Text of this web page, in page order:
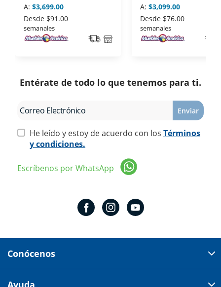
A: $3,699.00
Desde $91.00
semanales
A: $3,099.00
Desde $76.00
semanales
Entérate de todo lo que tenemos para ti.
Enviar
He leído y estoy de acuerdo con los Términos
y condiciones.
Escríbenos por WhatsApp
Conócenos
Ayuda